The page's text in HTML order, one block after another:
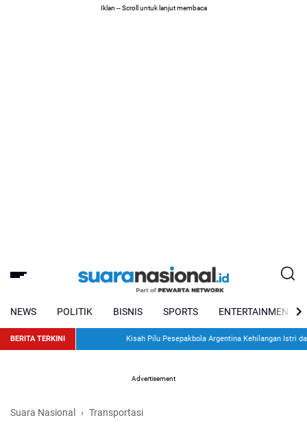
Iklan -- Scroll untuk lanjut membaca
NEWS POLITIK BISNIS SPORTS ENTERTAINMENT
BERITA TERKINI Kisah Pilu Pesepakbola Argentina Kehilangan Istri dan
Advertisement
Suara Nasional Transportasi